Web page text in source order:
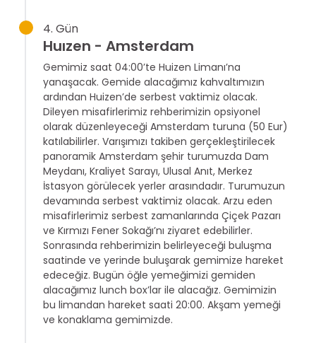
4. Gün
Huızen - Amsterdam
Gemimiz saat 04:00’te Huizen Limanı’na
yanaşacak. Gemide alacağımız kahvaltımızın
ardından Huizen’de serbest vaktimiz olacak.
Dileyen misafirlerimiz rehberimizin opsiyonel
olarak düzenleyeceği Amsterdam turuna (50 Eur)
katılabilirler. Varışımızı takiben gerçekleştirilecek
panoramik Amsterdam şehir turumuzda Dam
Meydanı, Kraliyet Sarayı, Ulusal Anıt, Merkez
İstasyon görülecek yerler arasındadır. Turumuzun
devamında serbest vaktimiz olacak. Arzu eden
misafirlerimiz serbest zamanlarında Çiçek Pazarı
ve Kırmızı Fener Sokağı’nı ziyaret edebilirler.
Sonrasında rehberimizin belirleyeceği buluşma
saatinde ve yerinde buluşarak gemimize hareket
edeceğiz. Bugün öğle yemeğimizi gemiden
alacağımız lunch box’lar ile alacağız. Gemimizin
bu limandan hareket saati 20:00. Akşam yemeği
ve konaklama gemimizde.